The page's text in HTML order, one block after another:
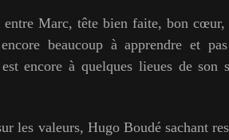
Marc, tête bien faite, bon cœur,
beaucoup à apprendre et
encore à quelques lieues de son
les valeurs, Hugo Boudé sachant